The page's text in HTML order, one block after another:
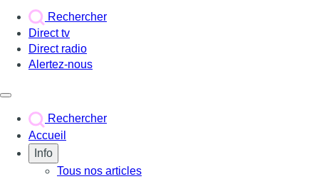
Rechercher
Direct tv
Direct radio
Alertez-nous
Rechercher
Accueil
Info
Tous nos articles